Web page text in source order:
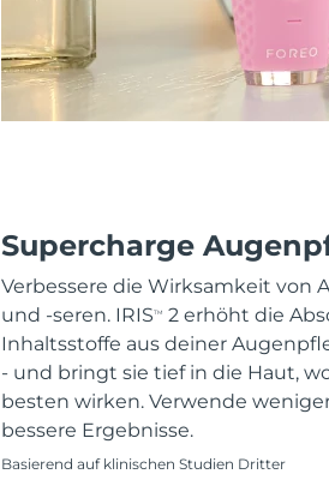
Supercharge
Verbessere die Wirksamkeit von
und -seren. IRISTM
2 erhöht die
Inhaltsstoffe aus deiner
- und bringt sie tief in die Haut,
besten wirken. Verwende
bessere Ergebnisse.
Basierend auf klinischen Studien Dritter